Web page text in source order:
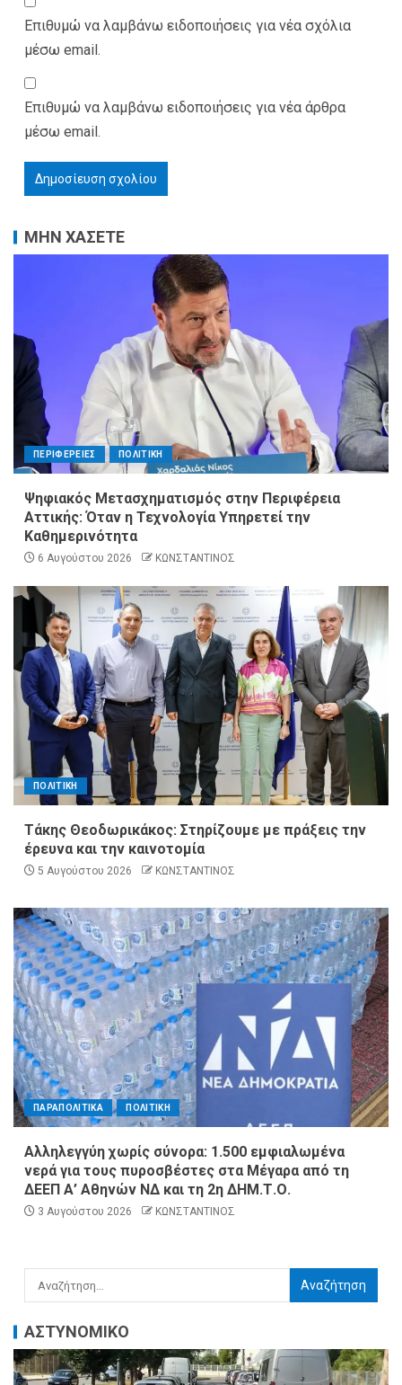
Επιθυμώ να λαμβάνω ειδοποιήσεις για νέα σχόλια
μέσω email.
Επιθυμώ να λαμβάνω ειδοποιήσεις για νέα άρθρα
μέσω email.
ΜΗΝ ΧΑΣΕΤΕ
ΠΕΡΙΦΕΡΕΙΕΣ ΠΟΛΙΤΙΚΗ
Ψηφιακός Μετασχηματισμός στην Περιφέρεια
Αττικής: Όταν η Τεχνολογία Υπηρετεί την
Καθημερινότητα
6 Αυγούστου 2026 ΚΩΝΣΤΑΝΤΙΝΟΣ
ΠΟΛΙΤΙΚΗ
Τάκης Θεοδωρικάκος: Στηρίζουμε με πράξεις την
έρευνα και την καινοτομία
5 Αυγούστου 2026 ΚΩΝΣΤΑΝΤΙΝΟΣ
ΠΑΡΑΠΟΛΙΤΙΚΑ ΠΟΛΙΤΙΚΗ
Αλληλεγγύη χωρίς σύνορα: 1.500 εμφιαλωμένα
νερά για τους πυροσβέστες στα Μέγαρα από τη
ΔΕΕΠ Α’ Αθηνών ΝΔ και τη 2η ΔΗΜ.Τ.Ο.
3 Αυγούστου 2026 ΚΩΝΣΤΑΝΤΙΝΟΣ
ΑΣΤΥΝΟΜΙΚΟ